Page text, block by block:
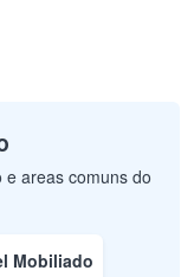
areas comuns do
Mobiliado